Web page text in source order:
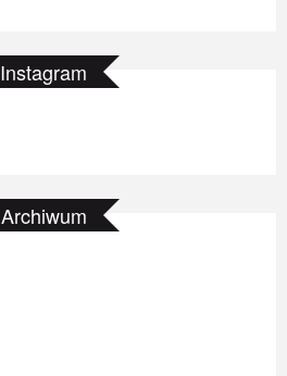
Instagram
Archiwum